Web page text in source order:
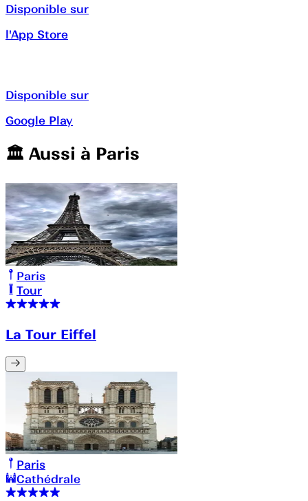
Disponible sur
l'App Store
Disponible sur
Google Play
🏛️️ Aussi à Paris
Paris
Tour
La Tour Eiffel
Paris
Cathédrale